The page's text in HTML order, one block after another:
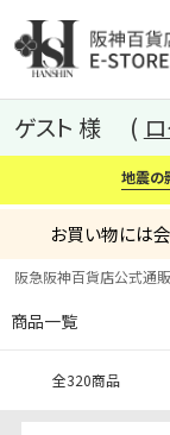
カテゴリー
ゲスト 様
地震の
お買い物には
阪急阪神百貨店公式通販
商品一覧
全320商品